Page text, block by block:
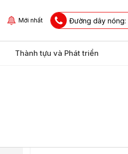
Mới nhất Đường dây nóng:
Thành tựu và Phát triển